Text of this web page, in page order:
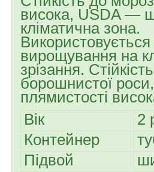
висока, USDA —
кліматична зона.
вирощування на
зрізання.
борошнистої
плямистості
Вік
2
Контейнер
Підвой